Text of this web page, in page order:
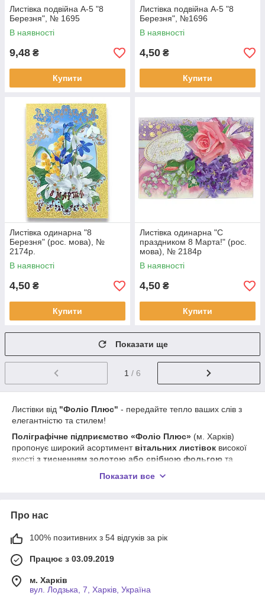
Листівка подвійна А-5 "8
Березня", № 1695
В наявності
9,48 ₴
Купити
Листівка подвійна А-5 "8
Березня", №1696
В наявності
4,50 ₴
Купити
Листівка одинарна "8
Березня" (рос. мова), №
2174р.
В наявності
4,50 ₴
Купити
Листівка одинарна "С
праздником 8 Марта!" (рос.
мова), № 2184р
В наявності
4,50 ₴
Купити
Показати ще
1 / 6
Листівки від "Фоліо Плюс" - передайте тепло ваших слів з
елегантністю та стилем!
Поліграфічне підприємство «Фоліо Плюс» (м. Харків)
пропонує широкий асортимент вітальних листівок високої
якості з тисненням золотою або срібною фольгою та
глянсового, презентабельного вигляду. Наші листівки стануть
Листівки представлені у популярних форматах:
європейський формат (євростандарт) 10×20 см
складеному вигляді,формат А4 21×29 см
вигляді,,
листівка формату С6 одинарна поштова
см.
Листівки йдуть
дозволяє Вам самостійно написати унікальне привітання –
Показати все
Про нас
100% позитивних з 54 відгуків за рік
Працює з 03.09.2019
м. Харків
вул. Лодзька, 7, Харків, Україна